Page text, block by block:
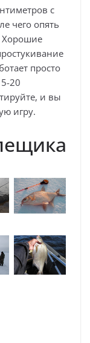
с
чего опять
Хорошие
просто
20
и вы
игру.